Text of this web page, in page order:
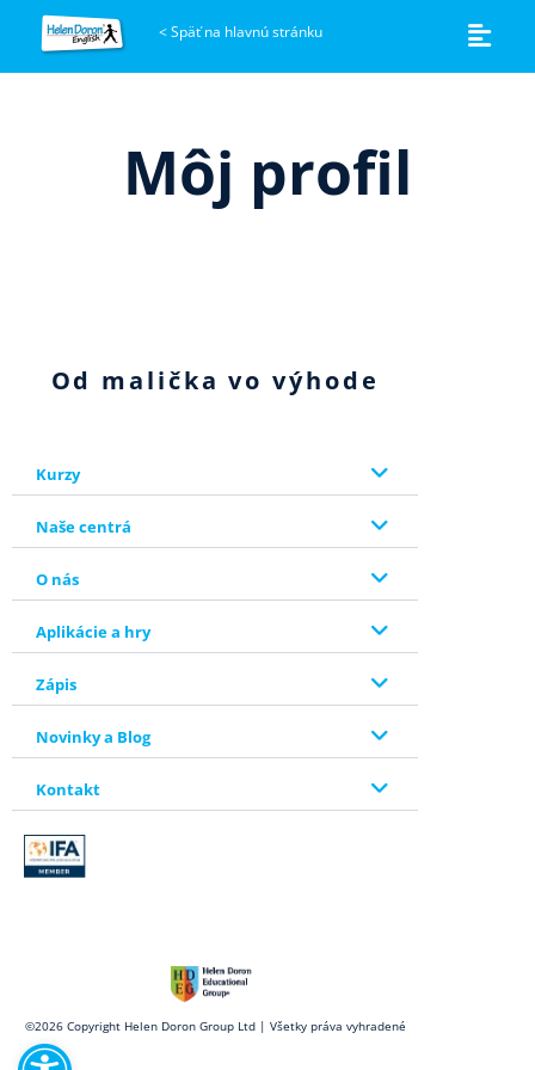
Open toolbar
<Späť na hlavnú stránku
Môj profil
Od malička vo výhode
Kurzy
Naše centrá
O nás
Aplikácie a hry
Zápis
Novinky a Blog
Kontakt
©2026 Copyright Helen Doron Group Ltd | Všetky práva vyhradené